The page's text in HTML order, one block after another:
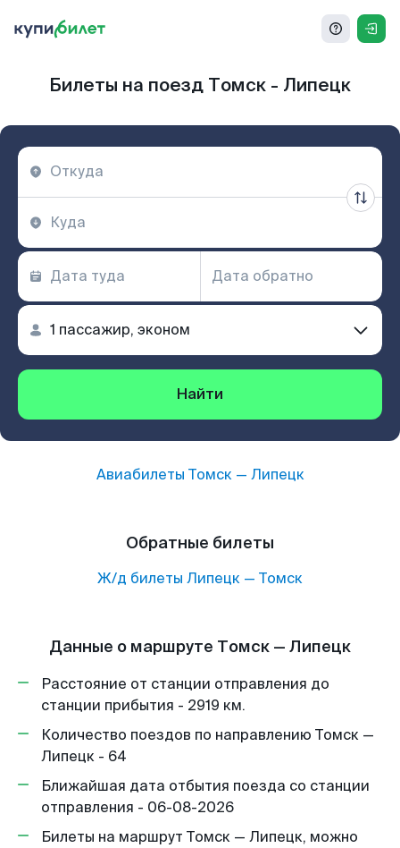
Билеты на поезд Томск - Липецк
Найти
Авиабилеты Томск— Липецк
Обратные билеты
Ж/д билеты Липецк — Томск
Данные о маршруте Томск — Липецк
Расстояние от станции отправления до
станции прибытия - 2919 км.
Количество поездов по направлению Томск —
Липецк - 64
Ближайшая дата отбытия поезда со станции
отправления - 06-08-2026
Билеты на маршрут Томск — Липецк, можно